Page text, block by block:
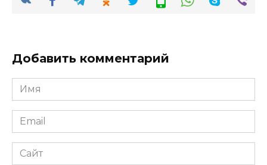
Добавить комментарий
Имя
*
Email
*
Сайт